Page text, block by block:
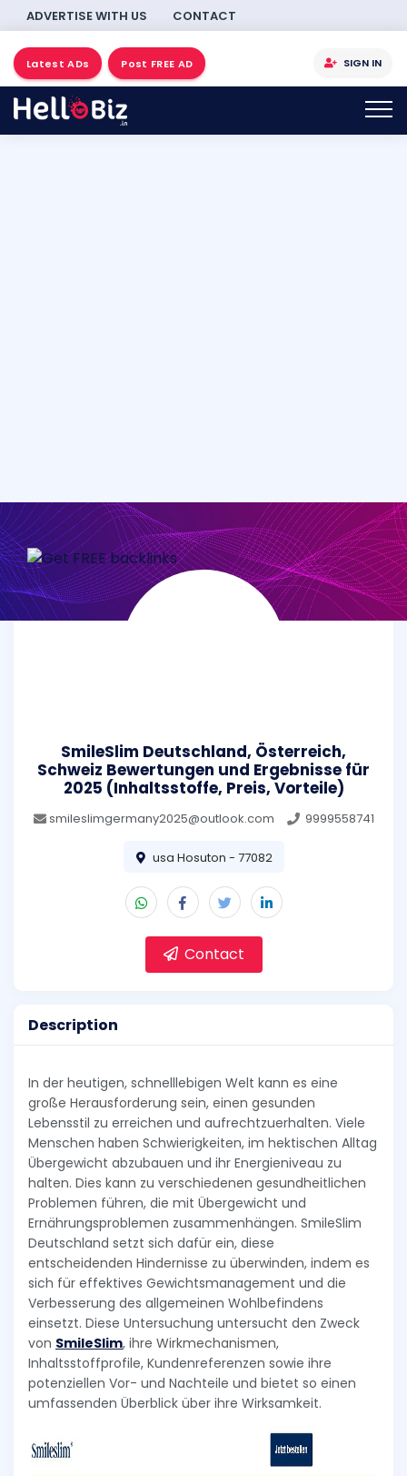
ADVERTISE WITH US CONTACT
Latest ADs Post FREE AD SIGN IN
SmileSlim Deutschland, Österreich,
Schweiz Bewertungen und Ergebnisse für
2025 (Inhaltsstoffe, Preis, Vorteile)
smileslimgermany2025@outlook.com 9999558741
usa Hosuton - 77082
Contact
Description
In der heutigen, schnelllebigen Welt kann es eine
große Herausforderung sein, einen gesunden
Lebensstil zu erreichen und aufrechtzuerhalten. Viele
Menschen haben Schwierigkeiten, im hektischen Alltag
Übergewicht abzubauen und ihr Energieniveau zu
halten. Dies kann zu verschiedenen gesundheitlichen
Problemen führen, die mit Übergewicht und
Ernährungsproblemen zusammenhängen. SmileSlim
Deutschland setzt sich dafür ein, diese
entscheidenden Hindernisse zu überwinden, indem es
sich für effektives Gewichtsmanagement und die
Verbesserung des allgemeinen Wohlbefindens
einsetzt. Diese Untersuchung untersucht den Zweck
von SmileSlim, ihre Wirkmechanismen,
Inhaltsstoffprofile, Kundenreferenzen sowie ihre
potenziellen Vor- und Nachteile und bietet so einen
umfassenden Überblick über ihre Wirksamkeit.